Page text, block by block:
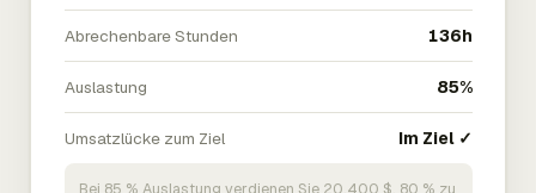
Abrechenbare Stunden 136h
Auslastung 85%
Umsatzlücke zum Ziel Im Ziel ✓
Bei 85 % Auslastung verdienen Sie 20.400 $. 80 % zu